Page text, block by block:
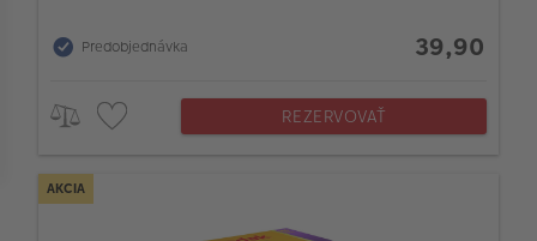
Formát filmu
Typ príslušenstva
Predobjednávka 39,90
REZERVOVAŤ
AKCIA